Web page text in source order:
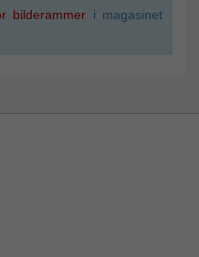
bilderammer i magasinet